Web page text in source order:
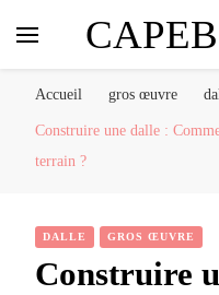
Accueil gros œuvre
Construire une dalle :
terrain ?
DALLE GROS ŒUVRE
Construire